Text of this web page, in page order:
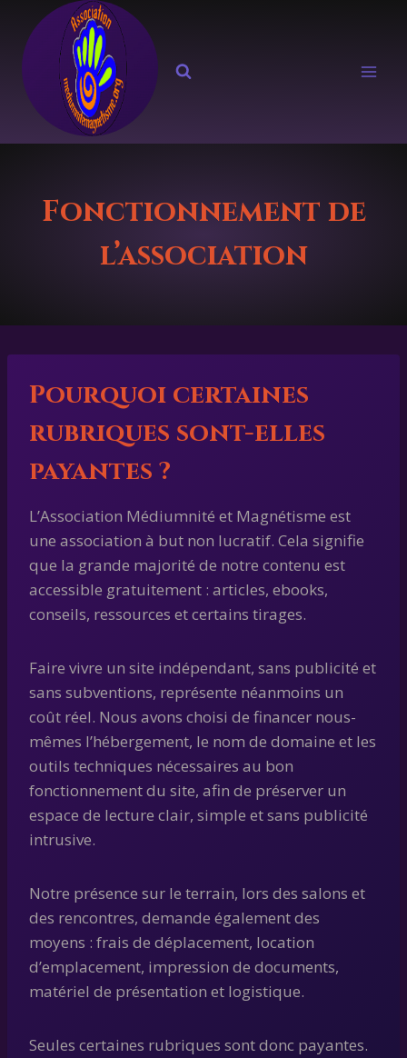
contenu
Fonctionnement de
l’association
Pourquoi certaines
rubriques sont-elles
payantes ?
L’Association Médiumnité et Magnétisme est
une association à but non lucratif. Cela signifie
que la grande majorité de notre contenu est
accessible gratuitement : articles, ebooks,
conseils, ressources et certains tirages.
Faire vivre un site indépendant, sans publicité et
sans subventions, représente néanmoins un
coût réel. Nous avons choisi de financer nous-
mêmes l’hébergement, le nom de domaine et les
outils techniques nécessaires au bon
fonctionnement du site, afin de préserver un
espace de lecture clair, simple et sans publicité
intrusive.
Notre présence sur le terrain, lors des salons et
des rencontres, demande également des
moyens : frais de déplacement, location
d’emplacement, impression de documents,
matériel de présentation et logistique.
Seules certaines rubriques sont donc payantes.